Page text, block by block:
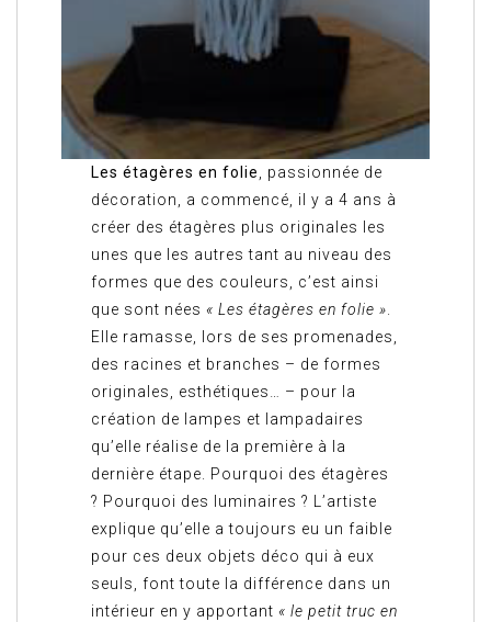
Les étagères en folie
, passionnée de
décoration, a commencé, il y a 4 ans à
créer des étagères plus originales les
unes que les autres tant au niveau des
formes que des couleurs, c’est ainsi
que sont nées « Les étagères en folie »
Elle ramasse, lors de ses promenades,
des racines et branches – de formes
originales, esthétiques… – pour la
création de lampes et lampadaires
qu’elle réalise de la première à la
dernière étape. Pourquoi des étagères
? Pourquoi des luminaires ? L’artiste
explique qu’elle a toujours eu un faible
pour ces deux objets déco qui à eux
seuls, font toute la différence dans un
intérieur en y apportant « le petit truc en